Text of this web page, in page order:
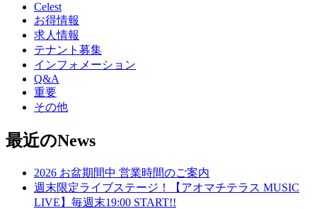
Celest
お得情報
求人情報
テナント募集
インフォメーション
Q&A
重要
その他
最近のNews
2026 お盆期間中 営業時間のご案内
週末限定ライブステージ！【アオマチテラス MUSIC
LIVE】毎週末19:00 START!!